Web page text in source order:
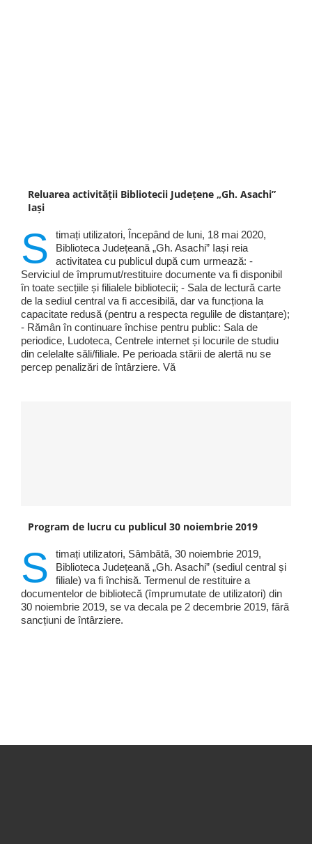
Reluarea activităţii Bibliotecii Judeţene „Gh. Asachi”
Iaşi
S
timați utilizatori, Începând de luni, 18 mai 2020,
Biblioteca Județeană „Gh. Asachi” Iași reia
activitatea cu publicul după cum urmează: -
Serviciul de împrumut/restituire documente va fi disponibil
în toate secțiile și filialele bibliotecii; - Sala de lectură carte
de la sediul central va fi accesibilă, dar va funcționa la
capacitate redusă (pentru a respecta regulile de distanțare);
- Rămân în continuare închise pentru public: Sala de
periodice, Ludoteca, Centrele internet și locurile de studiu
din celelalte săli/filiale. Pe perioada stării de alertă nu se
percep penalizări de întârziere. Vă
Program de lucru cu publicul 30 noiembrie 2019
S
timați utilizatori, Sâmbătă, 30 noiembrie 2019,
Biblioteca Județeană „Gh. Asachi” (sediul central și
filiale) va fi închisă. Termenul de restituire a
documentelor de bibliotecă (împrumutate de utilizatori) din
30 noiembrie 2019, se va decala pe 2 decembrie 2019, fără
sancțiuni de întârziere.